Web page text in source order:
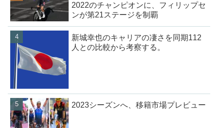
2022のチャンピオンに、フィリップセ
ンが第21ステージを制覇
新城幸也のキャリアの凄さを同期112
人との比較から考察する。
2023シーズンへ、移籍市場プレビュー